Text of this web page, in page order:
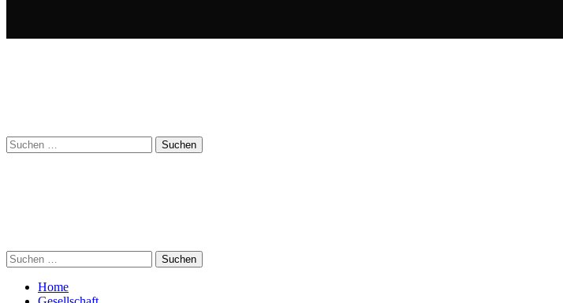
Suchen
nach:
Suchen
nach:
Home